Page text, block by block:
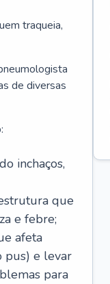
traqueia,
de diversas
inchaços,
que
e febre;
afeta
pus) e levar
para